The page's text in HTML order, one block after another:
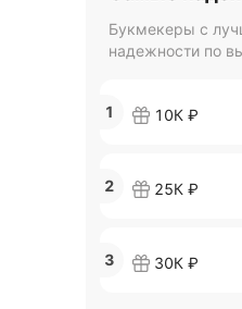
Букмекеры с
надежности по
1 10К ₽
2 25К ₽
3 30К ₽